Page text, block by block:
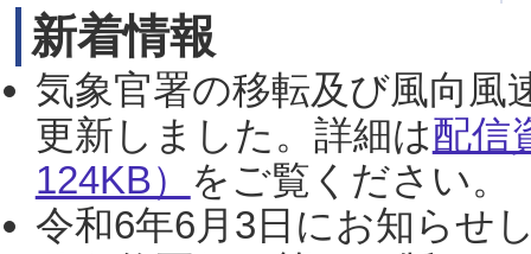
新着情報
気象官署の移転及び風向風
更新しました。詳細は配信
124KB） をご覧ください。
令和6年6月3日にお知らせ